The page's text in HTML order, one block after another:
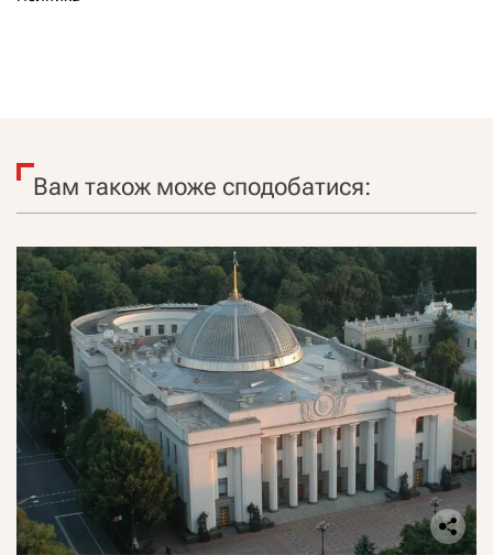
Вам також може сподобатися: